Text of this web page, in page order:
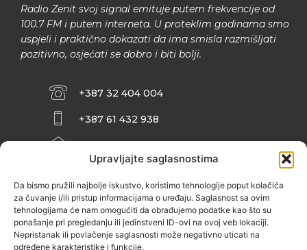
Upravljajte saglasnostima
Da bismo pružili najbolje iskustvo, koristimo tehnologije poput kolačića
za čuvanje i/ili pristup informacijama o uređaju. Saglasnost sa ovim
tehnologijama će nam omogućiti da obrađujemo podatke kao što su
ponašanje pri pregledanju ili jedinstveni ID-ovi na ovoj veb lokaciji.
Nepristanak ili povlačenje saglasnosti može negativno uticati na
određene karakteristike i funkcije.
Radio Zenit svoj signal emituje putem frekvencije od
100.7 FM i putem interneta. U proteklim godinama smo
uspjeli i praktično dokazati da ima smisla razmišljati
pozitivno, osjećati se dobro i biti bolji.
+387 32 404 004
+387 61 432 938
INFO@ZENIT.BA
ZENIČANKA, 3. SPRAT), 72000 ZENICA